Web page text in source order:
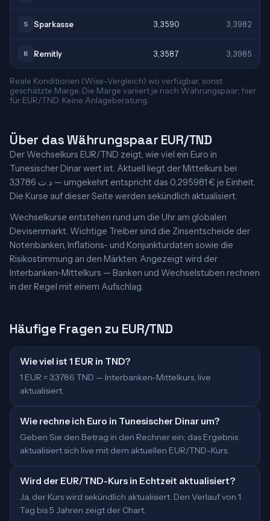
S Sparkasse 3,3590 3,3982
R Remitly 3,3587 3,3985
Reale Konditionen (Wise-Vergleich) wo verfügbar, sonst
geschätzte Marge. Die Marge variiert je nach Währungspaar; hier
für EUR/TND. Keine Anlageberatung.
Über das Währungspaar EUR/TND
Der Wechselkurs EUR/TND zeigt, wie viel ein Euro in
Tunesischer Dinar wert ist. Aktuell liegt der Mittelkurs bei
3,3786 د.ت — umgekehrt entspricht das 0,295981 € je Einheit.
Die Kurse auf dieser Seite werden sekündlich aktualisiert.
Wechselkurse entstehen rund um die Uhr am globalen
Devisenmarkt. Wichtige Treiber sind die Zinsentscheide der
Notenbanken, Inflations- und Konjunkturdaten sowie die
Risikostimmung an den Märkten. Angezeigt wird der
Interbanken-Mittelkurs — Banken und Wechselstuben rechnen
in der Regel mit einem Aufschlag.
Häufige Fragen zu EUR/TND
Wie viel ist 1 EUR in TND?
1 EUR = 3,3786 TND — Interbanken-Mittelkurs, live
aktualisiert.
Wie rechne ich Euro in Tunesischer Dinar um?
Geben Sie den Betrag in den Rechner ein; das Ergebnis
aktualisiert sich live mit dem aktuellen EUR/TND-Kurs.
Wird der EUR/TND-Kurs in Echtzeit aktualisiert?
Ja, der Kurs wird sekündlich aktualisiert. Den Verlauf von 1
Tag bis 5 Jahren zeigt der Chart.